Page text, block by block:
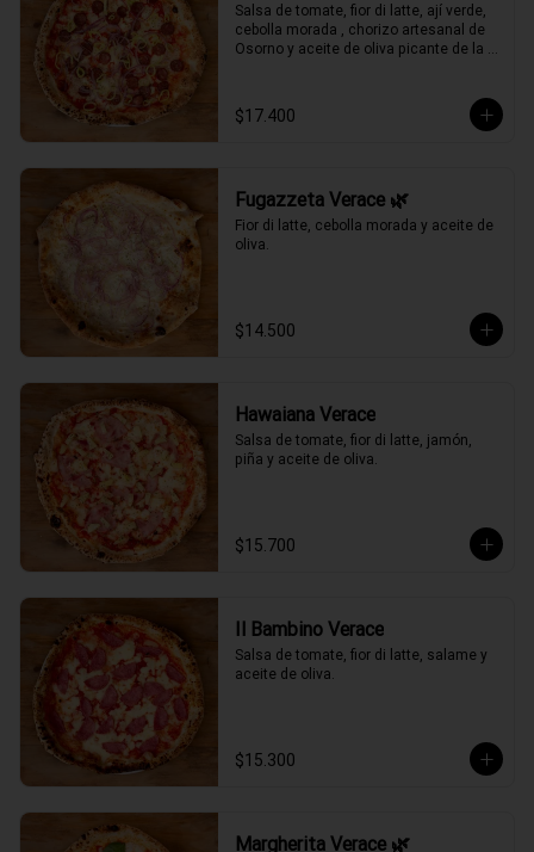
Salsa de tomate, fior di latte, ají verde,
cebolla morada , chorizo artesanal de
Osorno y aceite de oliva picante de la
$17.400
Fugazzeta Verace 🌿
Fior di latte, cebolla morada y aceite de
oliva.
$14.500
Hawaiana Verace
Salsa de tomate, fior di latte, jamón,
piña y aceite de oliva.
$15.700
Il Bambino Verace
Salsa de tomate, fior di latte, salame y
aceite de oliva.
$15.300
Margherita Verace 🌿